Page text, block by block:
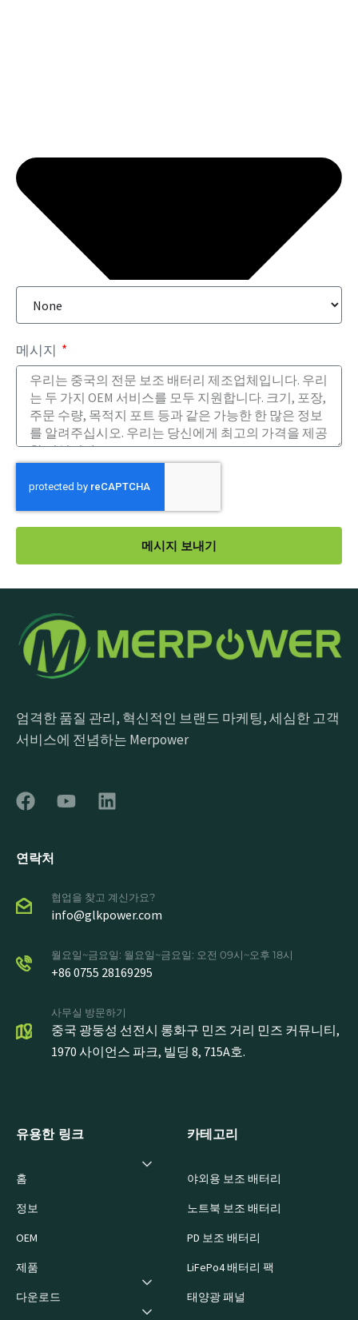
메시지
메시지 보내기
엄격한 품질 관리, 혁신적인 브랜드 마케팅, 세심한 고객
서비스에 전념하는 Merpower
연락처
협업을 찾고 계신가요?
info@glkpower.com
월요일~금요일: 월요일~금요일: 오전 09시~오후 18시
+86 0755 28169295
사무실 방문하기
중국 광둥성 선전시 롱화구 민즈 거리 민즈 커뮤니티,
1970 사이언스 파크, 빌딩 8, 715A호.
유용한 링크
홈
정보
OEM
제품
다운로드
카테고리
야외용 보조 배터리
노트북 보조 배터리
PD 보조 배터리
LiFePo4 배터리 팩
태양광 패널